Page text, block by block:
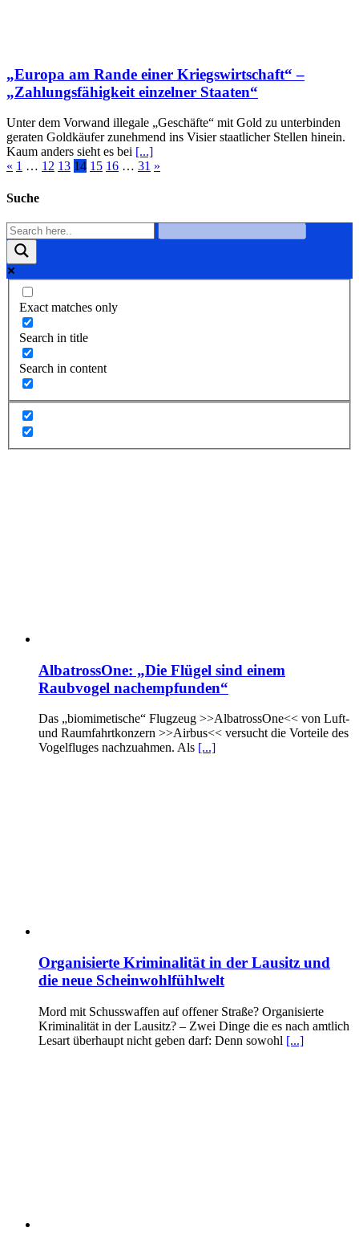
„Europa am Rande einer Kriegswirtschaft“ –
„Zahlungsfähigkeit einzelner Staaten“
Unter dem Vorwand illegale „Geschäfte“ mit Gold zu unterbinden
geraten Goldkäufer zunehmend ins Visier staatlicher Stellen hinein.
Kaum anders sieht es bei [...]
« 1 … 12 13 14 15 16 … 31 »
Suche
Exact matches only
Search in title
Search in content
AlbatrossOne: „Die Flügel sind einem
Raubvogel nachempfunden“
Das „biomimetische“ Flugzeug >>AlbatrossOne<< von Luft-
und Raumfahrtkonzern >>Airbus<< versucht die Vorteile des
Vogelfluges nachzuahmen. Als [...]
Organisierte Kriminalität in der Lausitz und
die neue Scheinwohlfühlwelt
Mord mit Schusswaffen auf offener Straße? Organisierte
Kriminalität in der Lausitz? – Zwei Dinge die es nach amtlich
Lesart überhaupt nicht geben darf: Denn sowohl [...]